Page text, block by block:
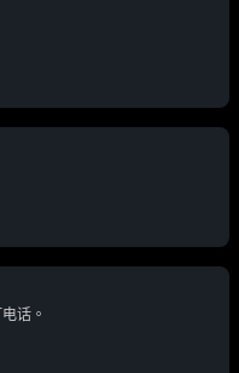
话。